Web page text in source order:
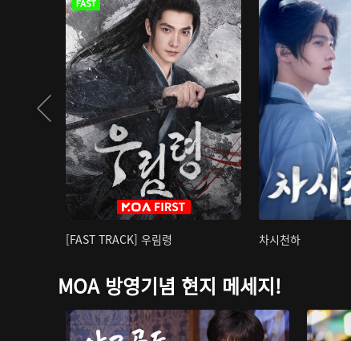
[FAST TRACK] 우림령 차시천하
MOA 방영기념 현지 메세지!